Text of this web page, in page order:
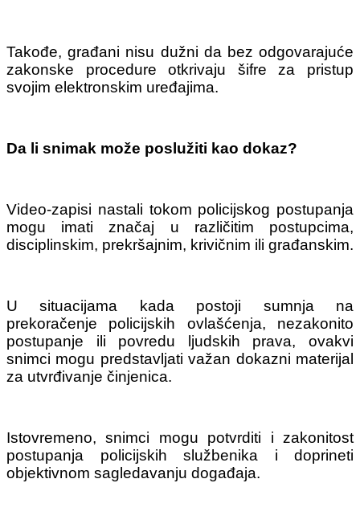
Takođe, građani nisu dužni da bez odgovarajuće
zakonske procedure otkrivaju šifre za pristup
svojim elektronskim uređajima.
Da li snimak može poslužiti kao dokaz?
Video-zapisi nastali tokom policijskog postupanja
mogu imati značaj u različitim postupcima,
disciplinskim, prekršajnim, krivičnim ili građanskim.
U situacijama kada postoji sumnja na
prekoračenje policijskih ovlašćenja, nezakonito
postupanje ili povredu ljudskih prava, ovakvi
snimci mogu predstavljati važan dokazni materijal
za utvrđivanje činjenica.
Istovremeno, snimci mogu potvrditi i zakonitost
postupanja policijskih službenika i doprineti
objektivnom sagledavanju događaja.